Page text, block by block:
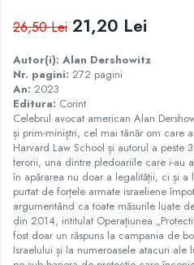
Istorie
Jurnale/Memorii
Manuale scolare/Cursuri
Medicină
Poezie
Politică/Geopolitică
Proză
Psihologie
Sociologie
26,50 Lei 21,20 Lei
Autor(i): Alan Dershowitz
Nr. pagini: 272 pagini
An: 2023
Editura: Corint
Celebrul avocat american Alan
și prim-miniștri, cel mai tânăr om care
Harvard Law School și autorul a peste
terorii, una dintre pledoariile care i-au
în apărarea nu doar a legalității, ci și a
purtat de forțele armate israeliene
argumentând ca toate măsurile luate
din 2014, intitulat Operațiunea
fost doar un răspuns la campania de
Israelului și la numeroasele atacuri ale